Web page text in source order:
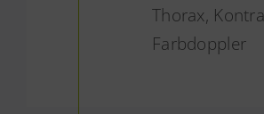
Thorax,
Farbdoppler